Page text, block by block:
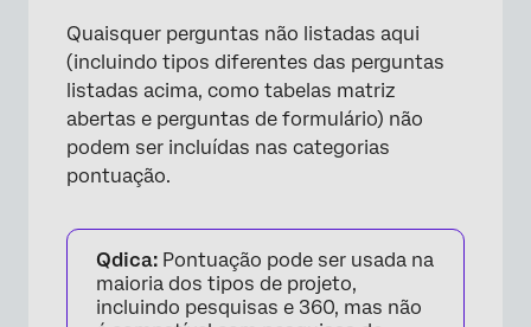
Quaisquer perguntas não listadas aqui
(incluindo tipos diferentes das perguntas
listadas acima, como tabelas matriz
abertas e perguntas de formulário) não
podem ser incluídas nas categorias
pontuação.
Qdica: Pontuação pode ser usada na
maioria dos tipos de projeto,
incluindo pesquisas e 360, mas não